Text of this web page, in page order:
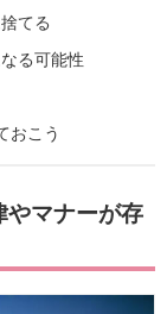
てる
る可能性
おこう
やマナーが存